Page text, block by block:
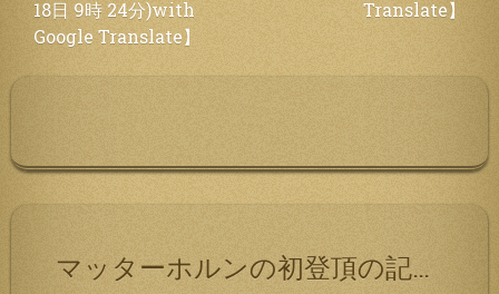
ー
18日 9時 24分)with
Google Translate】
Translate】
マッターホルンの初登頂の記録です